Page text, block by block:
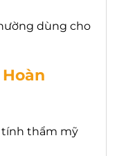
dùng cho
tính thẩm mỹ